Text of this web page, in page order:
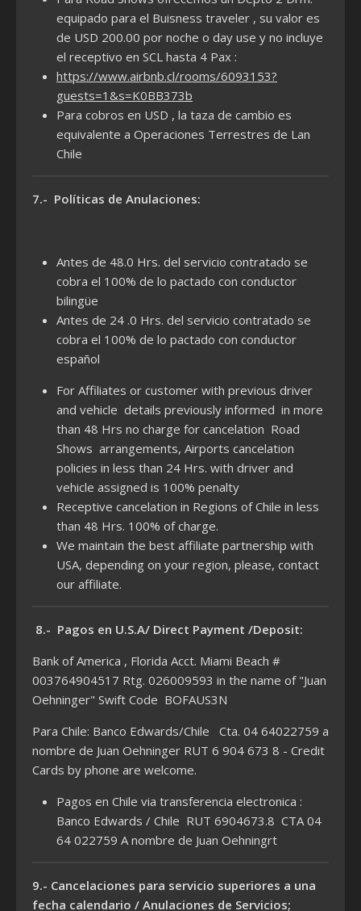
equipado para el Buisness traveler , su valor es
de USD 200.00 por noche o day use y no incluye
el receptivo en SCL hasta 4 Pax :
https://www.airbnb.cl/rooms/6093153?
guests=1&s=K0BB373b
Para cobros en USD , la taza de cambio es
equivalente a Operaciones Terrestres de Lan
Chile
7.- Políticas de Anulaciones:
Antes de 48.0 Hrs. del servicio contratado se
cobra el 100% de lo pactado con conductor
bilingüe
Antes de 24 .0 Hrs. del servicio contratado se
cobra el 100% de lo pactado con conductor
español
For Affiliates or customer with previous driver
and vehicle details previously informed in more
than 48 Hrs no charge for cancelation Road
Shows arrangements, Airports cancelation
policies in less than 24 Hrs. with driver and
vehicle assigned is 100% penalty
Receptive cancelation in Regions of Chile in less
than 48 Hrs. 100% of charge.
We maintain the best affiliate partnership with
USA, depending on your region, please, contact
our affiliate.
8.- Pagos en U.S.A/ Direct Payment /Deposit:
Bank of America , Florida Acct. Miami Beach #
003764904517 Rtg. 026009593 in the name of "Juan
Oehninger" Swift Code BOFAUS3N
Para Chile: Banco Edwards/Chile Cta. 04 64022759 a
nombre de Juan Oehninger RUT 6 904 673 8 - Credit
Cards by phone are welcome.
Pagos en Chile via transferencia electronica :
Banco Edwards / Chile RUT 6904673.8 CTA 04
64 022759 A nombre de Juan Oehningrt
9.- Cancelaciones para servicio superiores a una
fecha calendario / Anulaciones de Servicios;